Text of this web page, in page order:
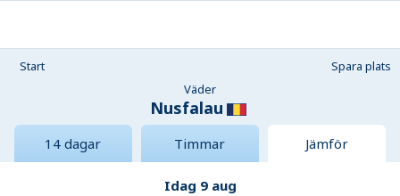
Start
Spara plats
Väder
Nusfalau
14 dagar Timmar Jämför
Idag 9 aug